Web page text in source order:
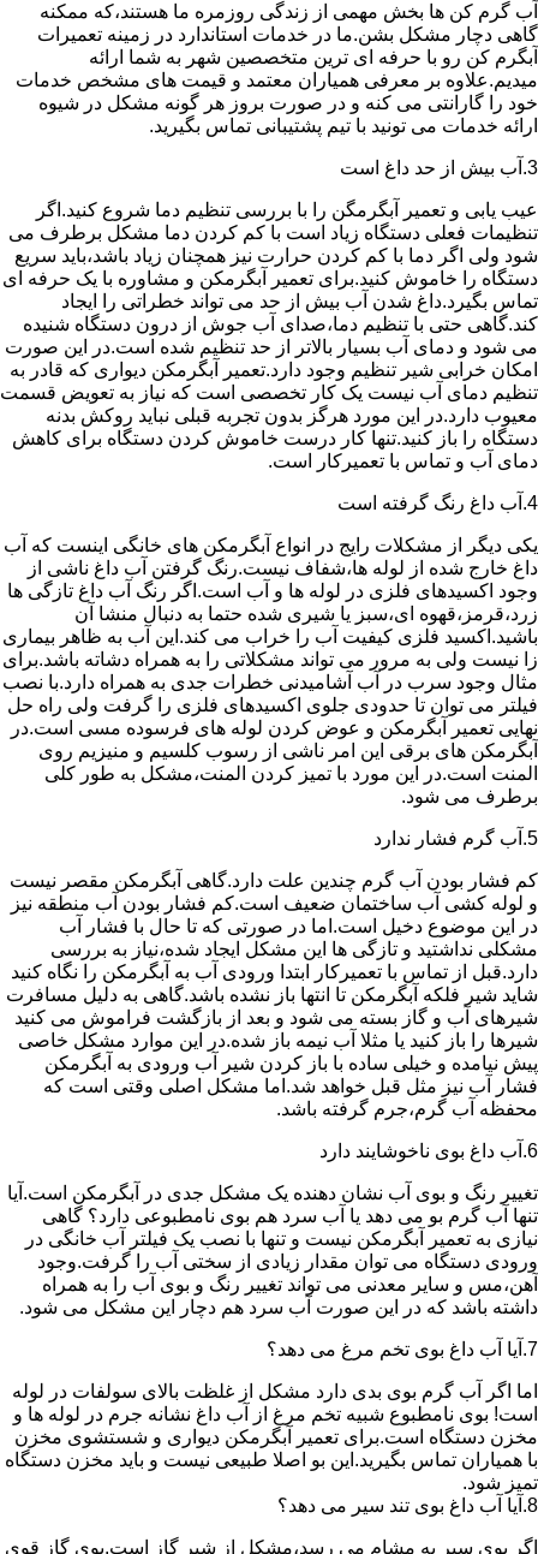
آب گرم کن ها بخش مهمی از زندگی روزمره ما هستند،که ممکنه
گاهی دچار مشکل بشن.ما در خدمات استاندارد در زمینه تعمیرات
آبگرم کن رو با حرفه ای ترین متخصصین شهر به شما ارائه
میدیم.علاوه بر معرفی همیاران معتمد و قیمت های مشخص خدمات
خود را گارانتی می کنه و در صورت بروز هر گونه مشکل در شیوه
ارائه خدمات می تونید با تیم پشتیبانی تماس بگیرید.
3.آب بیش از حد داغ است
عیب یابی و تعمیر آبگرمگن را با بررسی تنظیم دما شروع کنید.اگر
تنظیمات فعلی دستگاه زیاد است با کم کردن دما مشکل برطرف می
شود ولی اگر دما با کم کردن حرارت نیز همچنان زیاد باشد،باید سریع
دستگاه را خاموش کنید.برای تعمیر آبگرمکن و مشاوره با یک حرفه ای
تماس بگیرد.داغ شدن آب بیش از حد می تواند خطراتی را ایجاد
کند.گاهی حتی با تنظیم دما،صدای آب جوش از درون دستگاه شنیده
می شود و دمای آب بسیار بالاتر از حد تنظیم شده است.در این صورت
امکان خرابی شیر تنظیم وجود دارد.تعمیر آبگرمکن دیواری که قادر به
تنظیم دمای آب نیست یک کار تخصصی است که نیاز به تعویض قسمت
معیوب دارد.در این مورد هرگز بدون تجربه قبلی نباید روکش بدنه
دستگاه را باز کنید.تنها کار درست خاموش کردن دستگاه برای کاهش
دمای آب و تماس با تعمیرکار است.
4.آب داغ رنگ گرفته است
یکی دیگر از مشکلات رایج در انواع آبگرمکن های خانگی اینست که آب
داغ خارج شده از لوله ها،شفاف نیست.رنگ گرفتن آب داغ ناشی از
وجود اکسیدهای فلزی در لوله ها و آب است.اگر رنگ آب داغ تازگی ها
زرد،قرمز،قهوه ای،سبز یا شیری شده حتما به دنبال منشا آن
باشید.اکسید فلزی کیفیت آب را خراب می کند.این آب به ظاهر بیماری
زا نیست ولی به مرور می تواند مشکلاتی را به همراه دشاته باشد.برای
مثال وجود سرب در آب آشامیدنی خطرات جدی به همراه دارد.با نصب
فیلتر می توان تا حدودی جلوی اکسیدهای فلزی را گرفت ولی راه حل
نهایی تعمیر آبگرمکن و عوض کردن لوله های فرسوده مسی است.در
آبگرمکن های برقی این امر ناشی از رسوب کلسیم و منیزیم روی
المنت است.در این مورد با تمیز کردن المنت،مشکل به طور کلی
برطرف می شود.
5.آب گرم فشار ندارد
کم فشار بودن آب گرم چندین علت دارد.گاهی آبگرمکن مقصر نیست
و لوله کشی آب ساختمان ضعیف است.کم فشار بودن آب منطقه نیز
در این موضوع دخیل است.اما در صورتی که تا حال با فشار آب
مشکلی نداشتید و تازگی ها این مشکل ایجاد شده،نیاز به بررسی
دارد.قبل از تماس با تعمیرکار ابتدا ورودی آب به آبگرمکن را نگاه کنید
شاید شیر فلکه آبگرمکن تا انتها باز نشده باشد.گاهی به دلیل مسافرت
شیرهای آب و گاز بسته می شود و بعد از بازگشت فراموش می کنید
شیرها را باز کنید یا مثلا آب نیمه باز شده.در این موارد مشکل خاصی
پیش نیامده و خیلی ساده با باز کردن شیر آب ورودی به آبگرمکن
فشار آب نیز مثل قبل خواهد شد.اما مشکل اصلی وقتی است که
محفظه آب گرم،جرم گرفته باشد.
6.آب داغ بوی ناخوشایند دارد
تغییر رنگ و بوی آب نشان دهنده یک مشکل جدی در آبگرمکن است.آیا
تنها آب گرم بو می دهد یا آب سرد هم بوی نامطبوعی دارد؟ گاهی
نیازی به تعمیر آبگرمکن نیست و تنها با نصب یک فیلتر آب خانگی در
ورودی دستگاه می توان مقدار زیادی از سختی آب را گرفت.وجود
آهن،مس و سایر معدنی می تواند تغییر رنگ و بوی آب را به همراه
داشته باشد که در این صورت آب سرد هم دچار این مشکل می شود.
7.آیا آب داغ بوی تخم مرغ می دهد؟
اما اگر آب گرم بوی بدی دارد مشکل از غلظت بالای سولفات در لوله
است! بوی نامطبوع شبیه تخم مرغ از آب داغ نشانه جرم در لوله ها و
مخزن دستگاه است.برای تعمیر آبگرمکن دیواری و شستشوی مخزن
با همیاران تماس بگیرید.این بو اصلا طبیعی نیست و باید مخزن دستگاه
تمیز شود.
8.آیا آب داغ بوی تند سیر می دهد؟
اگر بوی سیر به مشام می رسد،مشکل از شیر گاز است.بوی گاز قوی